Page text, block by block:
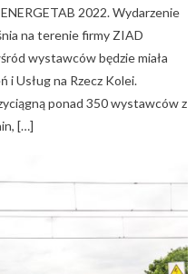
2022. Wydarzenie
na terenie firmy ZIAD
wystawców będzie miała
i Usług na Rzecz Kolei.
ponad 350 wystawców z
[…]